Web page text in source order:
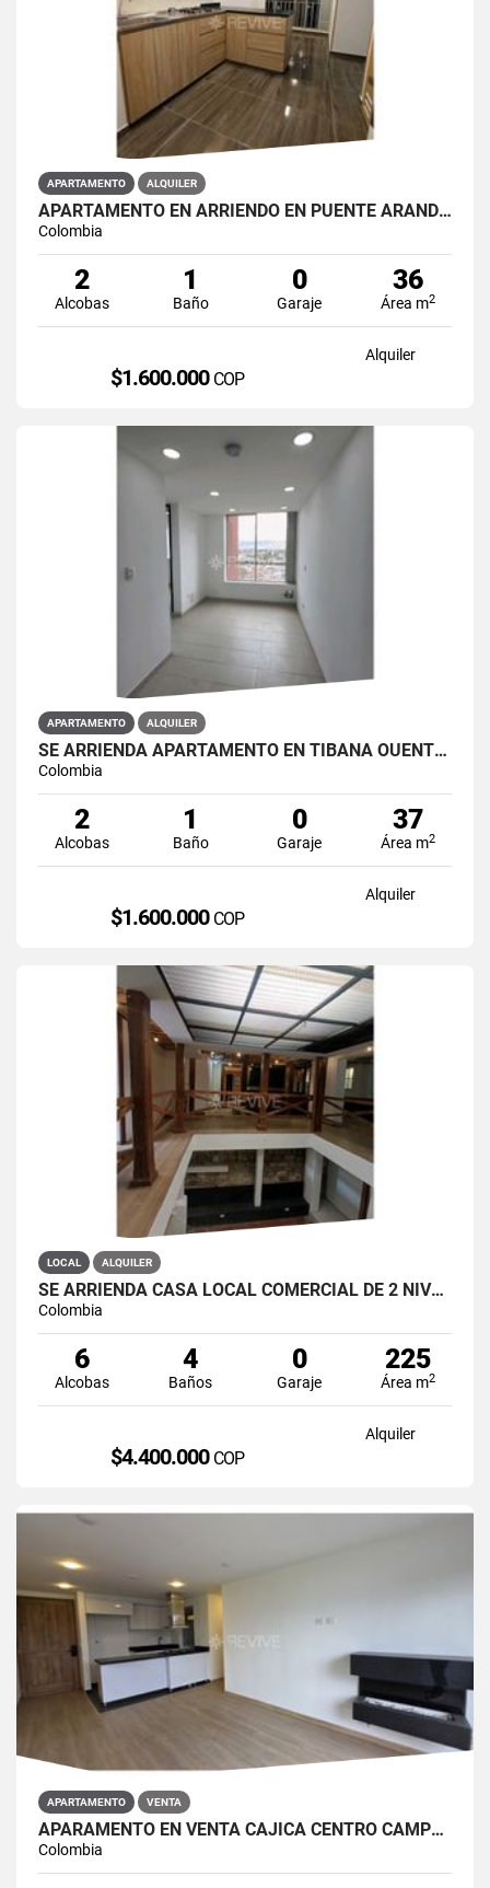
APARTAMENTO ALQUILER
APARTAMENTO EN ARRIENDO EN PUENTE ARANDA PRIMAVERA 6-39
Colombia
2
Alcobas
1
Baño
0
Garaje
36
Área m2
Alquiler
$1.600.000 COP
APARTAMENTO ALQUILER
SE ARRIENDA APARTAMENTO EN TIBANA OUENTE ARANDA CONJUNTO OPORTO
Colombia
2
Alcobas
1
Baño
0
Garaje
37
Área m2
Alquiler
$1.600.000 COP
LOCAL ALQUILER
SE ARRIENDA CASA LOCAL COMERCIAL DE 2 NIVELES EN LA CANDELARIA
Colombia
6
Alcobas
4
Baños
0
Garaje
225
Área m2
Alquiler
$4.400.000 COP
APARTAMENTO VENTA
APARAMENTO EN VENTA CAJICÁ CENTRO CAMPUS CLUB RESERVADO
Colombia